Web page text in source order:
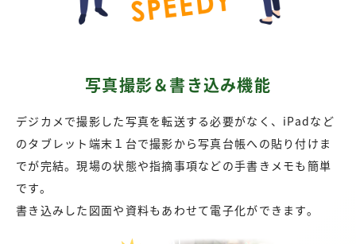
写真撮影＆書き込み機能
デジカメで撮影した写真を転送する必要がなく、iPadなど
のタブレット端末１台で撮影から写真台帳への貼り付けま
でが完結。現場の状態や指摘事項などの手書きメモも簡単
です。
書き込みした図面や資料もあわせて電子化ができます。